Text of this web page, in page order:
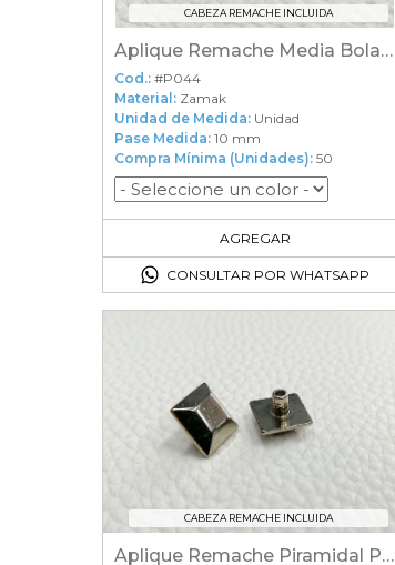
CABEZA REMACHE INCLUIDA
Aplique Remache Media Bola Liso(Sombrerito)
Cod.: #P044
Material: Zamak
Unidad de Medida: Unidad
Pase Medida: 10 mm
Compra Mínima (Unidades): 50
AGREGAR
50en el carrito
CONSULTAR POR WHATSAPP
CABEZA REMACHE INCLUIDA
Aplique Remache Piramidal Plano